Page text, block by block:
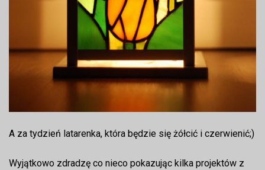
A za tydzień latarenka, która będzie się żółcić i czerwienić;)
Wyjątkowo zdradzę co nieco pokazując kilka projektów z